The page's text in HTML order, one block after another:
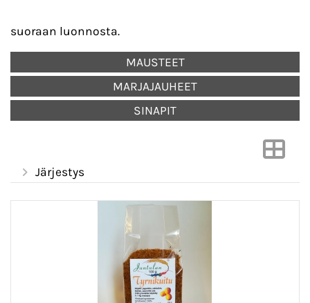
suoraan luonnosta.
MAUSTEET
MARJAJAUHEET
SINAPIT
Järjestys